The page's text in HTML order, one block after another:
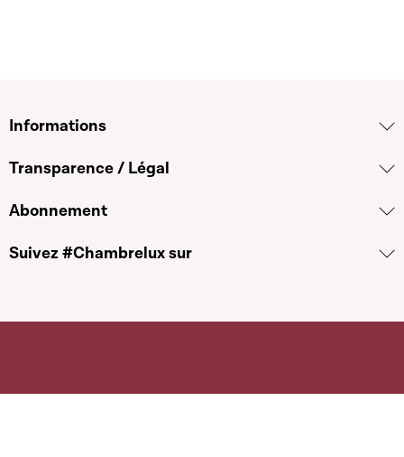
Informations
Transparence / Légal
Abonnement
Suivez #Chambrelux sur